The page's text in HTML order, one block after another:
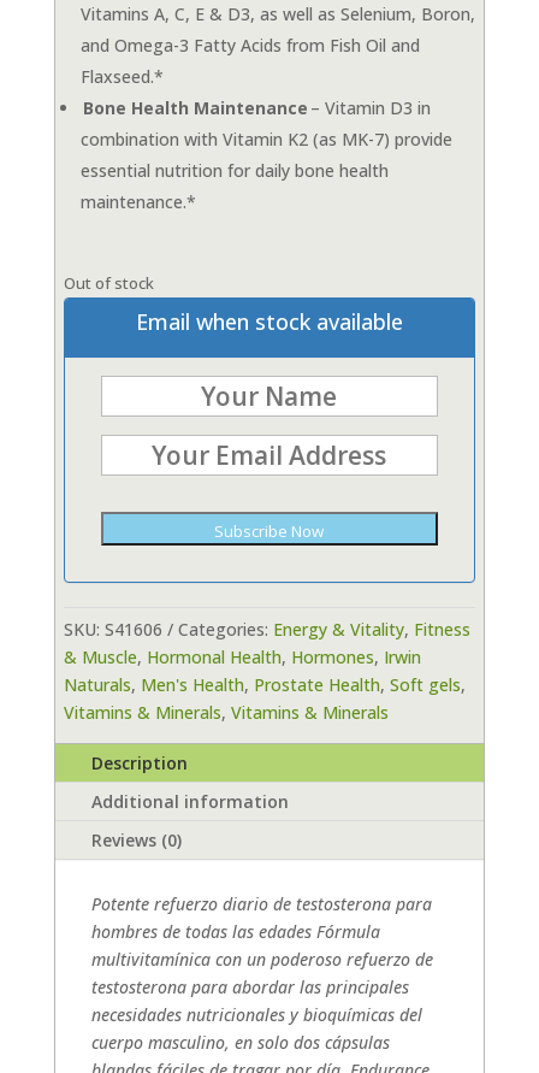
Vitamins A, C, E & D3, as well as Selenium, Boron,
and Omega-3 Fatty Acids from Fish Oil and
Flaxseed.*
Bone Health Maintenance – Vitamin D3 in
combination with Vitamin K2 (as MK-7) provide
essential nutrition for daily bone health
maintenance.*
Out of stock
Email when stock available
Subscribe Now
SKU: S41606 Categories: Energy & Vitality, Fitness
& Muscle, Hormonal Health, Hormones, Irwin
Naturals, Men's Health, Prostate Health, Soft gels,
Vitamins & Minerals, Vitamins & Minerals
Description
Additional information
Reviews (0)
Potente refuerzo diario de testosterona para
hombres de todas las edades Fórmula
multivitamínica con un poderoso refuerzo de
testosterona para abordar las principales
necesidades nutricionales y bioquímicas del
cuerpo masculino, en solo dos cápsulas